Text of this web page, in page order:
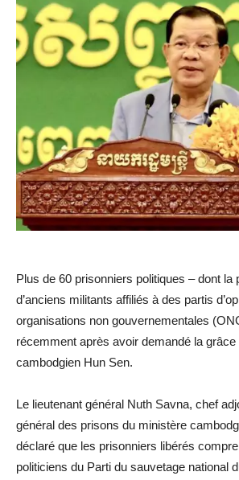
Plus de 60 prisonniers politiques – dont la
d’anciens militants affiliés à des partis
organisations non gouvernementales
récemment après avoir demandé la
cambodgien Hun Sen.
Le lieutenant général Nuth Savna, chef
général des prisons du ministère
déclaré que les prisonniers libérés
politiciens du Parti du sauvetage national